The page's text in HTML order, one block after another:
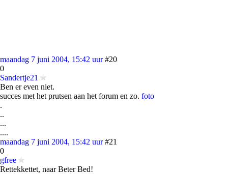
maandag 7 juni 2004, 15:42 uur #20
0
Sandertje21
Ben er even niet.
succes met het prutsen aan het forum en zo. foto
.
..
...
....
maandag 7 juni 2004, 15:42 uur #21
0
gfree
Rettekkettet, naar Beter Bed!